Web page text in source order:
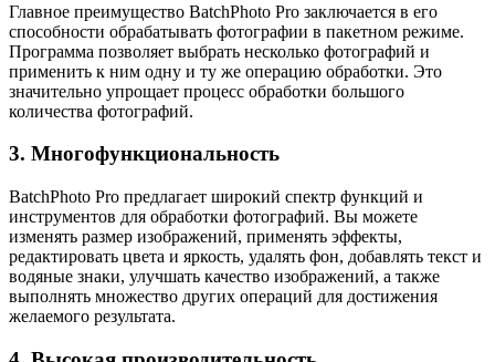
Главное преимущество BatchPhoto Pro заключается в его
способности обрабатывать фотографии в пакетном режиме.
Программа позволяет выбрать несколько фотографий и
применить к ним одну и ту же операцию обработки. Это
значительно упрощает процесс обработки большого
количества фотографий.
3. Многофункциональность
BatchPhoto Pro предлагает широкий спектр функций и
инструментов для обработки фотографий. Вы можете
изменять размер изображений, применять эффекты,
редактировать цвета и яркость, удалять фон, добавлять текст и
водяные знаки, улучшать качество изображений, а также
выполнять множество других операций для достижения
желаемого результата.